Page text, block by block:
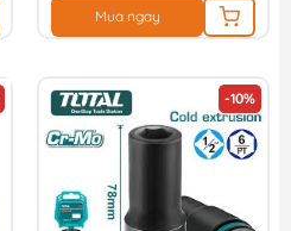
Mua ngay
-10%